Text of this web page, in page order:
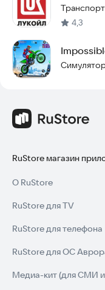
4,3
2026
RuStore магазин
О RuStore
RuStore для TV
RuStore для телефона
RuStore для ОС
Медиа-кит (для СМИ